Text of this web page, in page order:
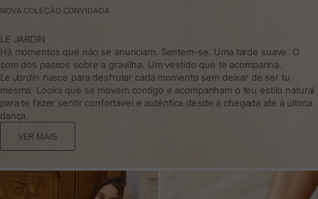
NOVA COLEÇÃO CONVIDADA
LE JARDIN
Há momentos que não se anunciam. Sentem-se. Uma tarde suave. O
som dos passos sobre a gravilha. Um vestido que te acompanha.
Le Jardin nasce para desfrutar cada momento sem deixar de ser tu
mesma. Looks que se movem contigo e acompanham o teu estilo natural
para te fazer sentir confortável e autêntica desde a chegada até à última
dança.
VER MAIS